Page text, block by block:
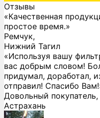
Отзывы
«Качественная
простое время.»
Ремчук,
Нижний Тагил
«Используя вашу
вас добрым словом!
придумал, доработал,
отправил! Спасибо
Довольный покупатель,
Астрахань